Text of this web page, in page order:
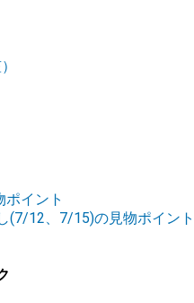
イント
(7/12、7/15)の見物ポイント